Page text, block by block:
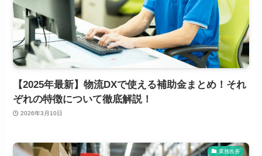
【2025年最新】物流DXで使える補助金まとめ！それ
ぞれの特徴について徹底解説！
2026年3月10日
業務改善